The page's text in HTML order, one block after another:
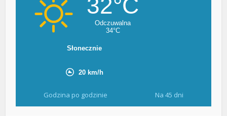
Godzina po godzinie Na 45 dni